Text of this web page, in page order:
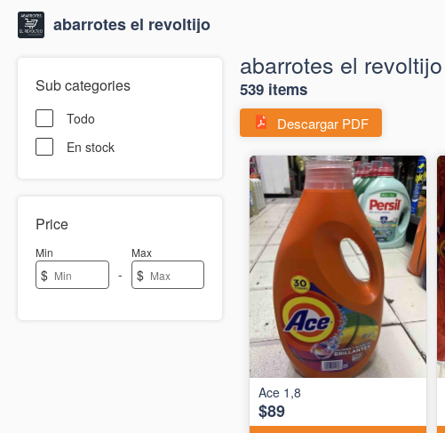
abarrotes el revoltijo
Sub categories
Todo
En stock
Price
Min
$ -
Max
$
abarrotes el revoltijo
539 items
Descargar PDF
Ace 1,8
$89